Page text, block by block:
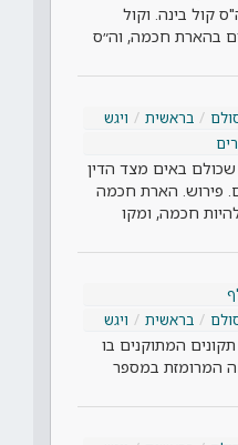
קול בינה. וקול
בהארת חכמה, וה״ס
בראשית
ויגש
שכולם באים מצד הדין
פירוש. הארת חכמה
חכמה, ומקו
בראשית ויגש
המתוקנים בו
המרומזת במספר